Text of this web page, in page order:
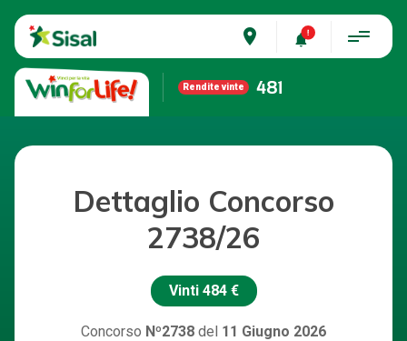
place
Rendite vinte 481
Dettaglio Concorso
2738/26
Vinti 484 €
Concorso Nº2738 del 11 Giugno 2026